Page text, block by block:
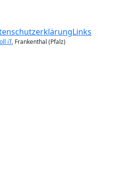
Links
iT, Frankenthal (Pfalz)